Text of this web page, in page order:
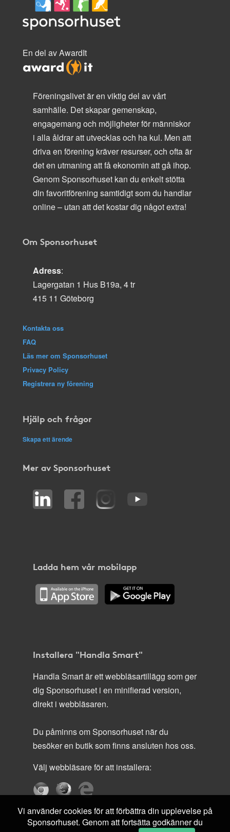
En del av AwardIt
Föreningslivet är en viktig del av vårt
samhälle. Det skapar gemenskap,
engagemang och möjligheter för människor
i alla åldrar att utvecklas och ha kul. Men att
driva en förening kräver resurser, och ofta är
det en utmaning att få ekonomin att gå ihop.
Genom Sponsorhuset kan du enkelt stötta
din favoritförening samtidigt som du handlar
online – utan att det kostar dig något extra!
Om Sponsorhuset
Adress:
Lagergatan 1 Hus B19a, 4 tr
415 11 Göteborg
Kontakta oss
FAQ
Läs mer om Sponsorhuset
Privacy Policy
Registrera ny förening
Hjälp och frågor
Skapa ett ärende
Mer av Sponsorhuset
Ladda hem vår mobilapp
Installera "Handla Smart"
Handla Smart är ett webbläsartillägg som ger
dig Sponsorhuset i en minifierad version,
direkt i webbläsaren.
Du påminns om Sponsorhuset när du
besöker en butik som finns ansluten hos oss.
Välj webbläsare för att installera:
Vi använder cookies för att förbättra din upplevelse på
Sponsorhuset. Genom att fortsätta godkänner du